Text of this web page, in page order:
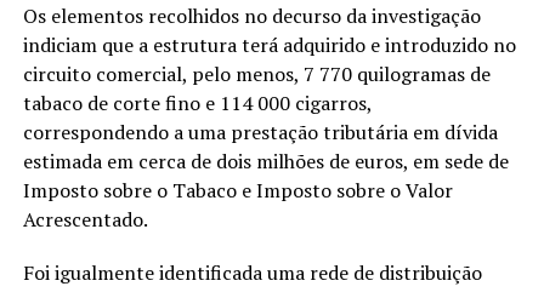
Os elementos recolhidos no decurso da investigação
indiciam que a estrutura terá adquirido e introduzido no
circuito comercial, pelo menos, 7 770 quilogramas de
tabaco de corte fino e 114 000 cigarros,
correspondendo a uma prestação tributária em dívida
estimada em cerca de dois milhões de euros, em sede de
Imposto sobre o Tabaco e Imposto sobre o Valor
Acrescentado.
Foi igualmente identificada uma rede de distribuição